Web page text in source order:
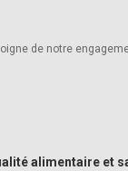
de notre
alimentaire et